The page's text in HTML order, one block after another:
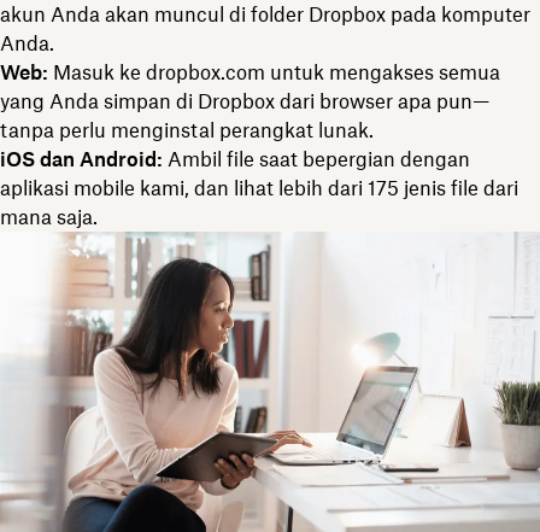
akun Anda akan muncul di folder Dropbox pada komputer
Anda.
Web: Masuk ke dropbox.com untuk mengakses semua
yang Anda simpan di Dropbox dari browser apa pun—
tanpa perlu menginstal perangkat lunak.
iOS dan Android: Ambil file saat bepergian dengan
aplikasi mobile kami, dan lihat lebih dari 175 jenis file dari
mana saja.